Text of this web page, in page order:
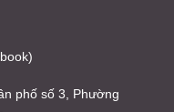
phố số 3, Phường